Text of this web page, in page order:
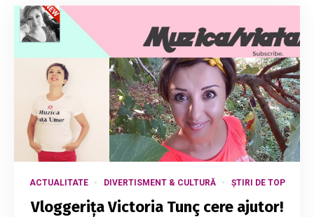
ACTUALITATE DIVERTISMENT & CULTURĂ ȘTIRI DE TOP
Vloggerița Victoria Tunç cere ajutor!